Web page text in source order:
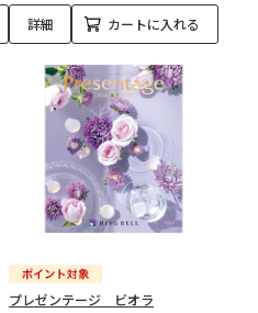
詳細 カートに入れる
プレゼンテージ ビオラ